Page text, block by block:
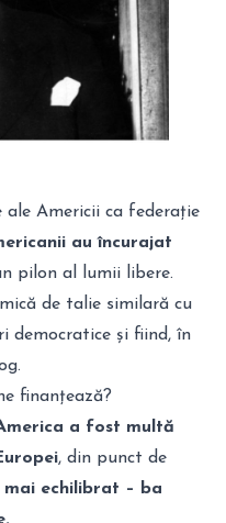
ale Americii ca federație
au încurajat
pilon al lumii libere.
de talie similară cu
democratice și fiind, în
finanțează?
a fost multă
, din punct de
echilibrat – ba